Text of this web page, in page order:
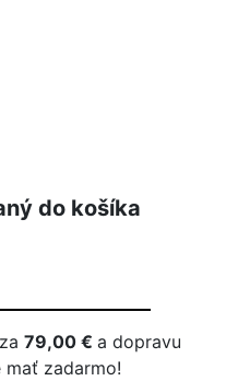
do košíka
79,00 €a dopravu
mať zadarmo!